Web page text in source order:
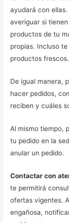
ayudará con
averiguar si
productos de tu
propias. Incluso
productos frescos.
De igual manera,
hacer pedidos,
reciben y cuáles
Al mismo tiempo,
tu pedido en la
anular un pedido.
Contactar con
te permitirá
ofertas vigentes.
engañosa,